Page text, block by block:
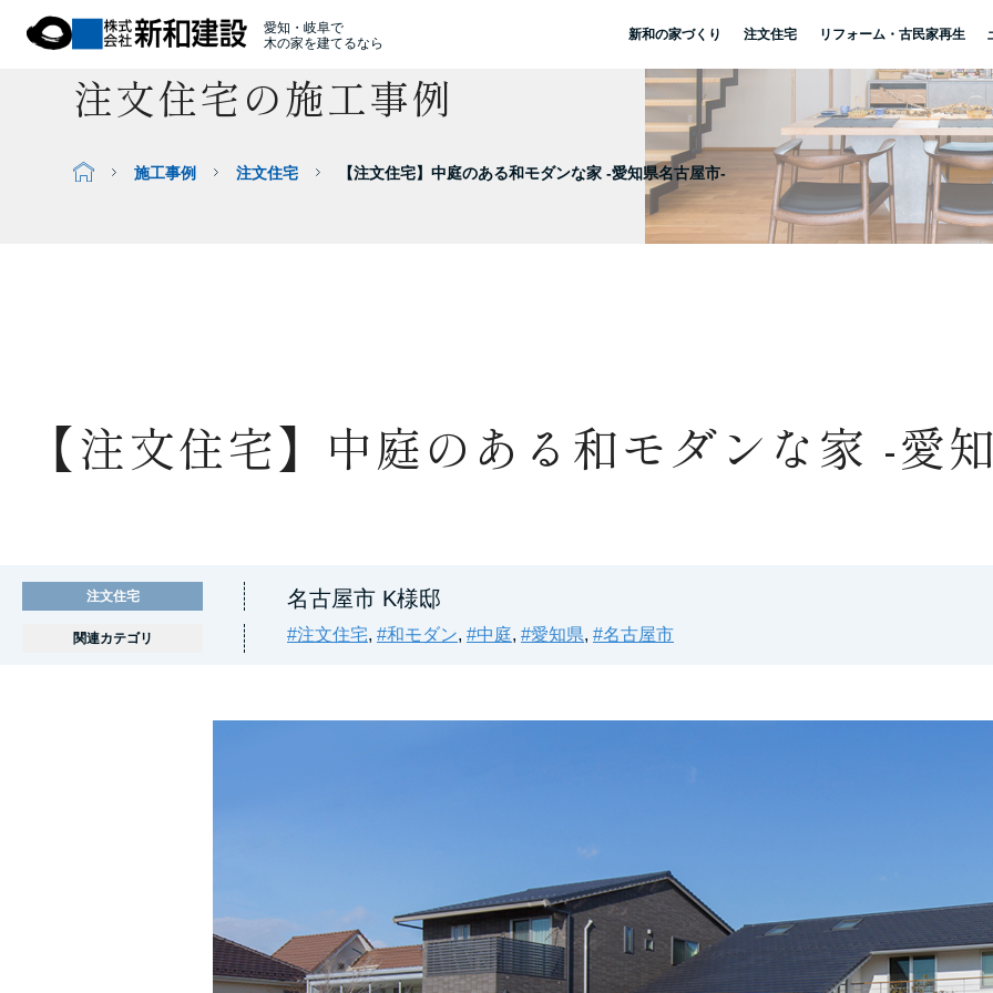
愛知・岐阜で
木の家を建てるなら
新和の家づくり 注文住宅 リフォーム・古民家再生
注文住宅の施工事例
施工事例 注文住宅 【注文住宅】中庭のある和モダンな家 -愛知県名古屋市-
【注文住宅】中庭のある和モダンな家 -愛
注文住宅 名古屋市 K様邸
関連カテゴリ #注文住宅, #和モダン, #中庭, #愛知県, #名古屋市